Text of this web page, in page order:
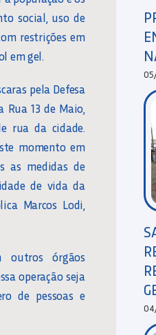
social, uso de
restrições em
em gel.
pela Defesa
Rua 13 de Maio,
rua da cidade.
momento em
as medidas de
de vida da
Marcos Lodi,
outros órgãos
operação seja
de pessoas e